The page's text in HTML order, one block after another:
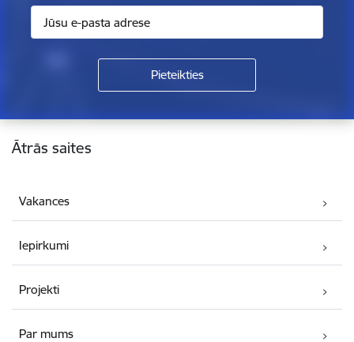
Kājene
Ātrās saites
Vakances
Iepirkumi
Projekti
Par mums